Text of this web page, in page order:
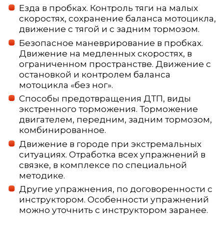
Езда в пробках. Контроль тяги на малых
скоростях, сохранение баланса мотоцикла,
движение с тягой и с задним тормозом.
Безопасное маневрирование в пробках.
Движение на медленных скоростях, в
ограниченном пространстве. Движение с
остановкой и контролем баланса
мотоцикла «без ног».
Способы предотвращения ДТП, виды
экстренного торможения. Торможение
двигателем, передним, задним тормозом,
комбинированное.
Движение в городе при экстремальных
ситуациях. Отработка всех упражнений в
связке, в комплексе по специальной
методике.
Другие упражнения, по договоренности с
инструктором. Особенности упражнений
можно уточнить с инструктором заранее.